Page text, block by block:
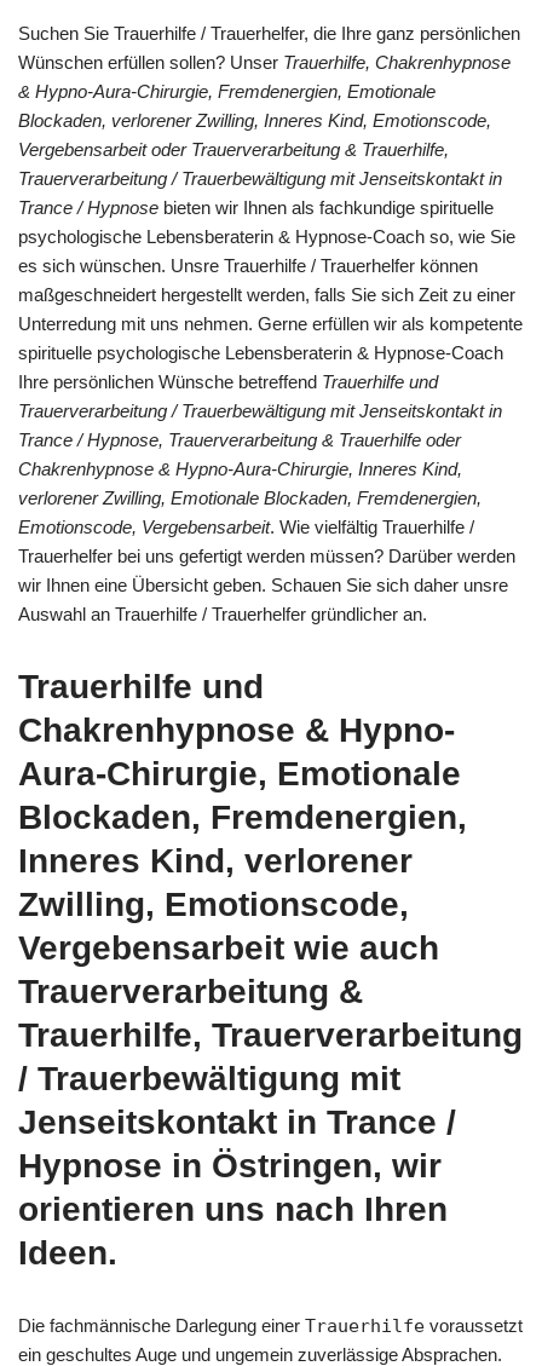
Suchen Sie Trauerhilfe / Trauerhelfer, die Ihre ganz persönlichen
Wünschen erfüllen sollen? Unser Trauerhilfe, Chakrenhypnose
& Hypno-Aura-Chirurgie, Fremdenergien, Emotionale
Blockaden, verlorener Zwilling, Inneres Kind, Emotionscode,
Vergebensarbeit oder Trauerverarbeitung & Trauerhilfe,
Trauerverarbeitung / Trauerbewältigung mit Jenseitskontakt in
Trance / Hypnose bieten wir Ihnen als fachkundige spirituelle
psychologische Lebensberaterin & Hypnose-Coach so, wie Sie
es sich wünschen. Unsre Trauerhilfe / Trauerhelfer können
maßgeschneidert hergestellt werden, falls Sie sich Zeit zu einer
Unterredung mit uns nehmen. Gerne erfüllen wir als kompetente
spirituelle psychologische Lebensberaterin & Hypnose-Coach
Ihre persönlichen Wünsche betreffend Trauerhilfe und
Trauerverarbeitung / Trauerbewältigung mit Jenseitskontakt in
Trance / Hypnose, Trauerverarbeitung & Trauerhilfe oder
Chakrenhypnose & Hypno-Aura-Chirurgie, Inneres Kind,
verlorener Zwilling, Emotionale Blockaden, Fremdenergien,
Emotionscode, Vergebensarbeit. Wie vielfältig Trauerhilfe /
Trauerhelfer bei uns gefertigt werden müssen? Darüber werden
wir Ihnen eine Übersicht geben. Schauen Sie sich daher unsre
Auswahl an Trauerhilfe / Trauerhelfer gründlicher an.
Trauerhilfe und
Chakrenhypnose & Hypno-
Aura-Chirurgie, Emotionale
Blockaden, Fremdenergien,
Inneres Kind, verlorener
Zwilling, Emotionscode,
Vergebensarbeit wie auch
Trauerverarbeitung &
Trauerhilfe, Trauerverarbeitung
/ Trauerbewältigung mit
Jenseitskontakt in Trance /
Hypnose in Östringen, wir
orientieren uns nach Ihren
Ideen.
Die fachmännische Darlegung einer Trauerhilfe voraussetzt
ein geschultes Auge und ungemein zuverlässige Absprachen.